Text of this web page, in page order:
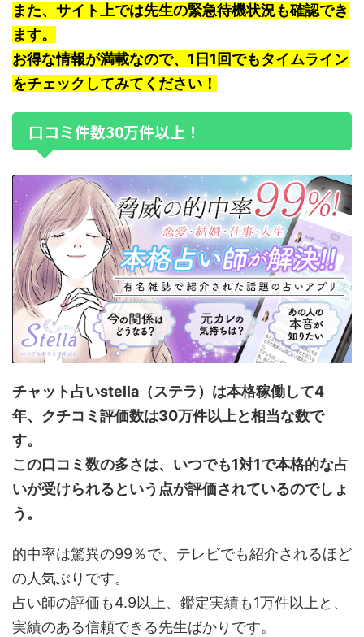
また、サイト上では先生の緊急待機状況も確認でき
ます。
お得な情報が満載なので、1日1回でもタイムライン
をチェックしてみてください！
口コミ件数30万件以上！
チャット占いstella（ステラ）は本格稼働して4
年、クチコミ評価数は30万件以上と相当な数で
す。
この口コミ数の多さは、いつでも1対1で本格的な占
いが受けられるという点が評価されているのでしょ
う。
的中率は驚異の99％で、テレビでも紹介されるほど
の人気ぶりです。
占い師の評価も4.9以上、鑑定実績も1万件以上と、
実績のある信頼できる先生ばかりです。